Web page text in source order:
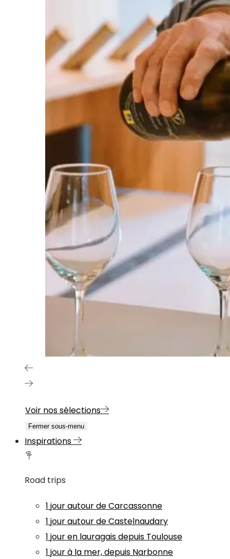
Voir nos sélections
Fermer sous-menu
Inspirations
Road trips
1 jour autour de Carcassonne
1 jour autour de Castelnaudary
1 jour en lauragais depuis Toulouse
1 jour à la mer, depuis Narbonne